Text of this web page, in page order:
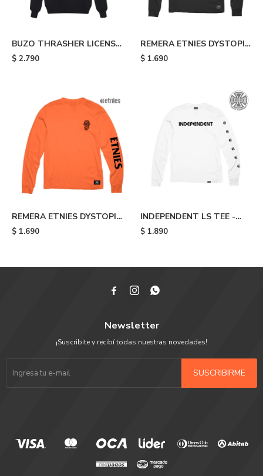
BUZO THRASHER LICENSE
PLACE - Black
$ 2.790
REMERA ETNIES DYSTOPIA
- Black
$ 1.690
REMERA ETNIES DYSTOPIA
- Orange
$ 1.690
INDEPENDENT LS TEE -
White
$ 1.890
  
Newsletter
¡Suscribite y recibí todas nuestras novedades!
SUSCRIBIRME